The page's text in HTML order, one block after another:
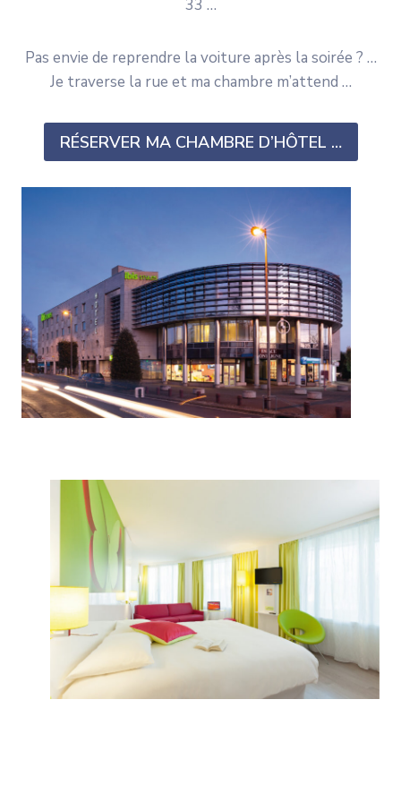
33 …
Pas envie de reprendre la voiture après la soirée ? …
Je traverse la rue et ma chambre m’attend …
RÉSERVER MA CHAMBRE D’HÔTEL …